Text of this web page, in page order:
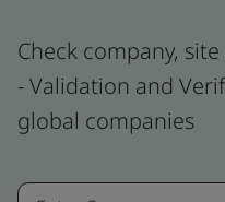
Check company,
- Validation and
global companies